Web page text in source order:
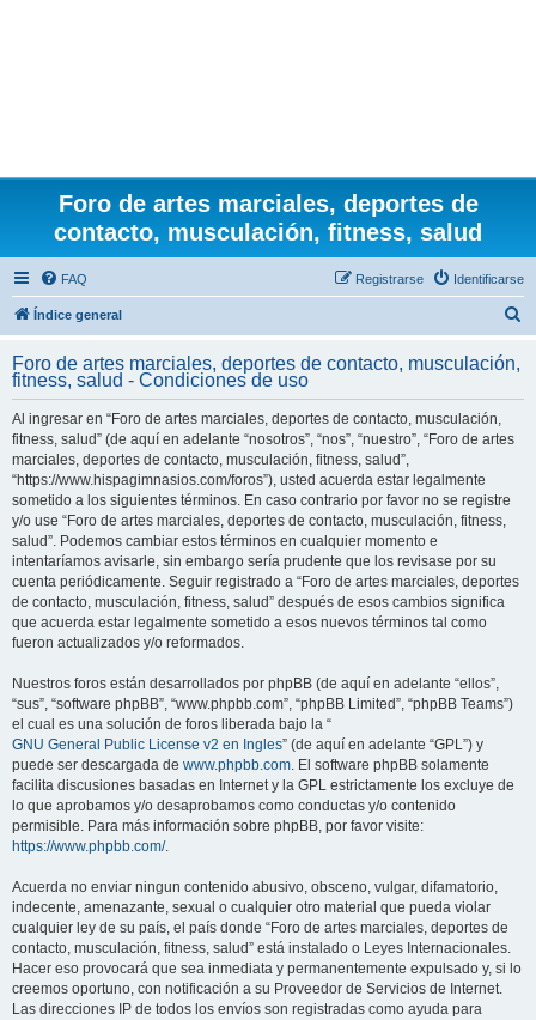
Foro de artes marciales, deportes de
contacto, musculación, fitness, salud
FAQ Identificarse
Registrarse
Índice general
c
Foro de artes marciales, deportes de contacto, musculación,
fitness, salud - Condiciones de uso
Al ingresar en “Foro de artes marciales, deportes de contacto, musculación,
fitness, salud” (de aquí en adelante “nosotros”, “nos”, “nuestro”, “Foro de artes
marciales, deportes de contacto, musculación, fitness, salud”,
“https://www.hispagimnasios.com/foros”), usted acuerda estar legalmente
sometido a los siguientes términos. En caso contrario por favor no se registre
y/o use “Foro de artes marciales, deportes de contacto, musculación, fitness,
salud”. Podemos cambiar estos términos en cualquier momento e
intentaríamos avisarle, sin embargo sería prudente que los revisase por su
cuenta periódicamente. Seguir registrado a “Foro de artes marciales, deportes
de contacto, musculación, fitness, salud” después de esos cambios significa
que acuerda estar legalmente sometido a esos nuevos términos tal como
fueron actualizados y/o reformados.
Nuestros foros están desarrollados por phpBB (de aquí en adelante “ellos”,
“sus”, “software phpBB”, “www.phpbb.com”, “phpBB Limited”, “phpBB Teams”)
el cual es una solución de foros liberada bajo la “
GNU General Public License v2 en Ingles” (de aquí en adelante “GPL”) y
puede ser descargada de www.phpbb.com. El software phpBB solamente
facilita discusiones basadas en Internet y la GPL estrictamente los excluye de
lo que aprobamos y/o desaprobamos como conductas y/o contenido
permisible. Para más información sobre phpBB, por favor visite:
https://www.phpbb.com/.
Acuerda no enviar ningun contenido abusivo, obsceno, vulgar, difamatorio,
indecente, amenazante, sexual o cualquier otro material que pueda violar
cualquier ley de su país, el país donde “Foro de artes marciales, deportes de
contacto, musculación, fitness, salud” está instalado o Leyes Internacionales.
Hacer eso provocará que sea inmediata y permanentemente expulsado y, si lo
creemos oportuno, con notificación a su Proveedor de Servicios de Internet.
Las direcciones IP de todos los envíos son registradas como ayuda para